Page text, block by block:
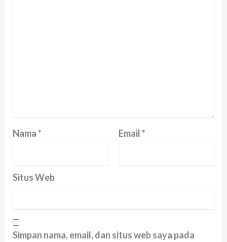
Nama* Email*
Situs Web
Simpan nama, email, dan situs web saya pada